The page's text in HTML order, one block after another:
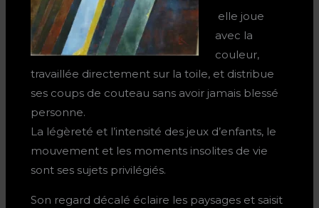
elle joue
avec la
couleur,
travaillée directement sur la toile, et distribue
ses coups de couteau sans avoir jamais blessé
personne.
La légèreté et l’intensité des jeux d’enfants, le
mouvement et les moments insolites de vie
sont ses sujets privilégiés.
Son regard décalé éclaire les paysages et saisit